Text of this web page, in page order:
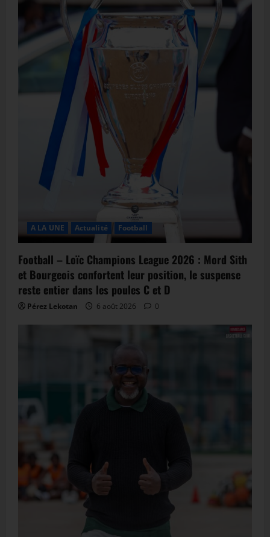
A LA UNE Actualité Football
Football – Loïc Champions League 2026 : Mord Sith
et Bourgeois confortent leur position, le suspense
reste entier dans les poules C et D
Pérez Lekotan 6 août 2026 0